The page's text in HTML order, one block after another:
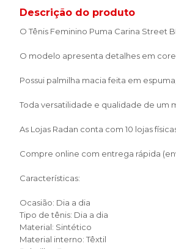
Descrição do produto
O Tênis Feminino Puma Carina Street
O modelo apresenta detalhes em
Possui palmilha macia feita em
Toda versatilidade e qualidade de um
As Lojas Radan conta com 10 lojas
Compre online com entrega rápida
Características:
Ocasião: Dia a dia
Tipo de tênis: Dia a dia
Material: Sintético
Material interno: Têxtil